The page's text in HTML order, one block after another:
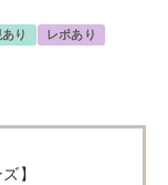
り
レポあり
】